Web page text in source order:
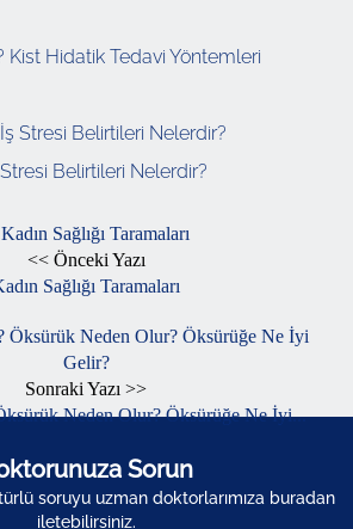
Kist Hidatik Tedavi Yöntemleri
Belirtileri Nelerdir?
<< Önceki Yazı
Sağlığı Taramaları
Sonraki Yazı >>
Neden Olur? Öksürüğe Ne İyi...
Sorun
soruyu uzman doktorlarımıza buradan
iletebilirsiniz.